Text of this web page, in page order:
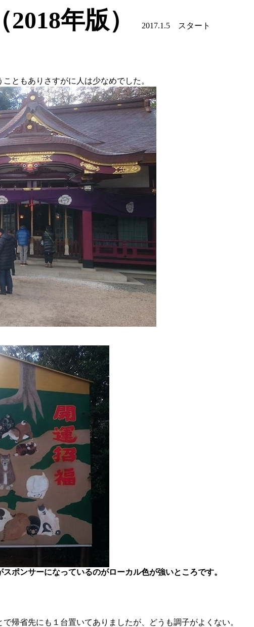
年版） 2017.1.5 スタート
ともありさすがに人は少なめでした。
ポンサーになっているのがローカル色が強いところです。
帰省先にも１台置いてありましたが、どうも調子がよくない。